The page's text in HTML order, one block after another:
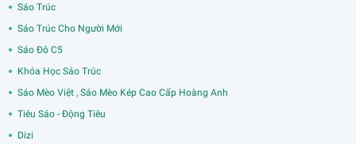
Sáo Trúc
Sáo Trúc Cho Người Mới
Sáo Đô C5
Khóa Học Sáo Trúc
Sáo Mèo Việt , Sáo Mèo Kép Cao Cấp Hoàng Anh
Tiêu Sáo - Động Tiêu
Dizi